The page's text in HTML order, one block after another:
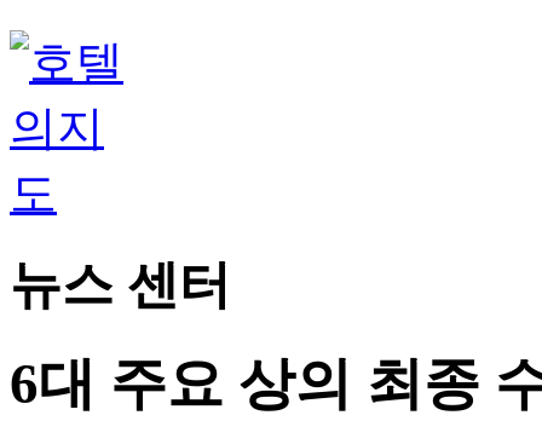
뉴스 센터
6대 주요 상의 최종